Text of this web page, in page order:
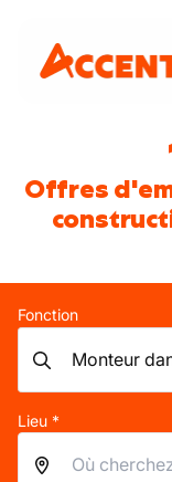
Offres
Fonction
Lieu *